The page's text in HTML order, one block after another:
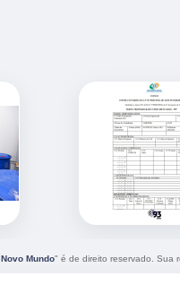
Mundo" é de direito reservado. Sua